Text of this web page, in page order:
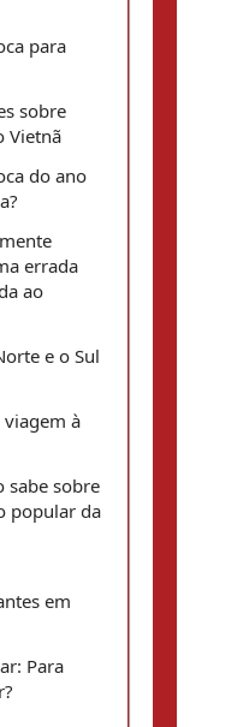
para
sobre
Vietnã
do ano
errada
ao
e o Sul
à
sabe sobre
popular da
em
Para